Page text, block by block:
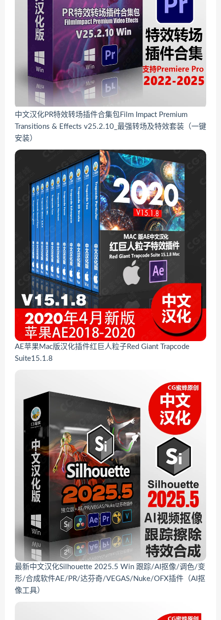
中文汉化PR特效转场插件合集包Film Impact Premium
Transitions & Effects v25.2.10_最强转场及特效套装（一键
安装）
AE苹果Mac版汉化插件红巨人粒子Red Giant Trapcode
Suite15.1.8
最新中文汉化Silhouette 2025.5 Win 跟踪/AI抠像/调色/变
形/合成软件AE/PR/达芬奇/VEGAS/Nuke/OFX插件（AI抠
像工具）